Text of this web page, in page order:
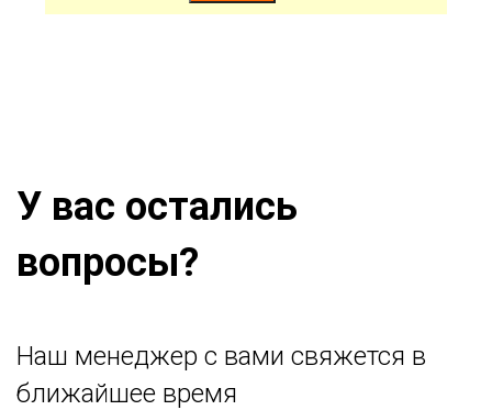
У вас остались
вопросы?
Наш менеджер с вами свяжется в
ближайшее время